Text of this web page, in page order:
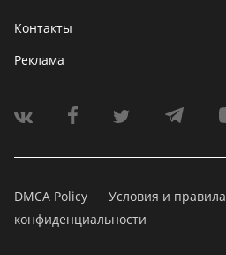
Контакты
Реклама
DMCA Policy Условия и правила
конфиденциальности